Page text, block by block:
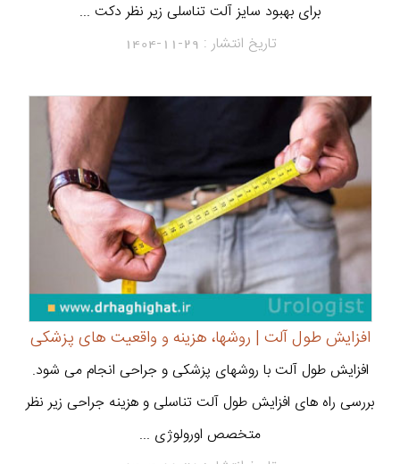
برای بهبود سایز آلت تناسلی زیر نظر دکت ...
تاریخ انتشار : 1404-11-29
افزایش طول آلت | روشها، هزینه و واقعیت های پزشکی
افزایش طول آلت با روشهای پزشکی و جراحی انجام می شود.
بررسی راه های افزایش طول آلت تناسلی و هزینه جراحی زیر نظر
متخصص اورولوژی ...